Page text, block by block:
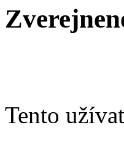
Tento